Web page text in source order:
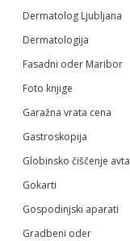
Dermatolog Ljubljana
Dermatologija
Fasadni oder Maribor
Foto knjige
Garažna vrata cena
Gastroskopija
Globinsko čiščenje avta
Gokarti
Gospodinjski aparati
Gradbeni oder